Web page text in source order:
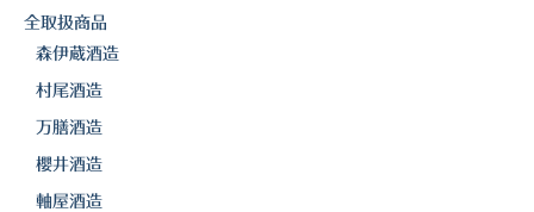
久保酒造
宮田本店
佐藤酒造
さつま無双
全取扱商品
森伊蔵酒造
村尾酒造
万膳酒造
櫻井酒造
軸屋酒造